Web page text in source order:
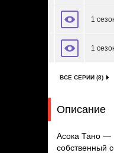
1
1
ВСЕ СЕРИИ (8)
Описание
Асока Тано —
собственный